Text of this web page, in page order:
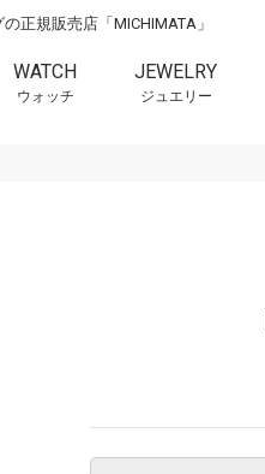
正規販売店「MICHIMATA」
WATCH
ウォッチ
JEWELRY
ジュエリー